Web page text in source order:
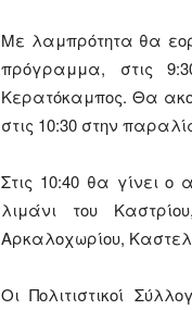
Με λαμπρότητα θα
πρόγραμμα, στις
Κερατόκαμπος. Θα
στις 10:30 στην
Στις 10:40 θα γίνει
λιμάνι του
Αρκαλοχωρίου,
Οι Πολιτιστικοί